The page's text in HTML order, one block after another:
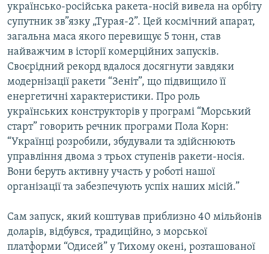
ДОЛУЧАЙСЯ!
Усі сайти RFE/RL
українсько-російська ракета-носій вивела на орбіту
супутник зв”язку „Турая-2”. Цей космічний апарат,
загальна маса якого перевищує 5 тонн, став
найважчим в історії комерційних запусків.
Своєрідний рекорд вдалося досягнути завдяки
модернізації ракети “Зеніт”, що підвищило її
енергетичні характеристики. Про роль
українських конструкторів у програмі “Морський
старт” говорить речник програми Пола Корн:
“Українці розробили, збудували та здійснюють
управління двома з трьох ступенів ракети-носія.
Вони беруть активну участь у роботі нашої
організації та забезпечують успіх наших місій.”
Сам запуск, який коштував приблизно 40 мільйонів
доларів, відбувся, традиційно, з морської
платформи “Одисей” у Тихому окені, розташованої